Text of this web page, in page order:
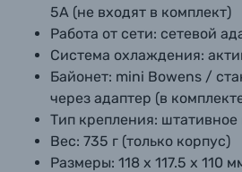
5А (не входят в комплект)
Работа от сети: сетевой
Система охлаждения:
Байонет: mini Bowens /
через адаптер (в
Тип крепления: штативное
Вес: 735 г (только корпус)
Размеры: 118 х 117.5 х 110